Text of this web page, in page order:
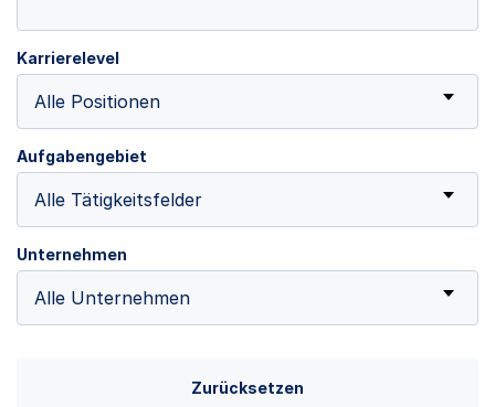
Karrierelevel
Alle Positionen
Aufgabengebiet
Alle Tätigkeitsfelder
Unternehmen
Alle Unternehmen
Zurücksetzen